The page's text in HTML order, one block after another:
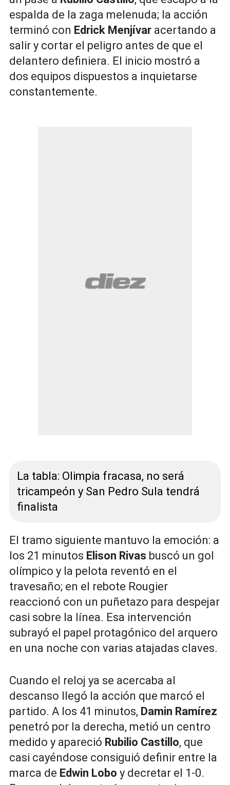
espalda de la zaga melenuda; la acción
terminó con Edrick Menjívar acertando a
salir y cortar el peligro antes de que el
delantero definiera. El inicio mostró a
dos equipos dispuestos a inquietarse
constantemente.
La tabla: Olimpia fracasa, no será
tricampeón y San Pedro Sula tendrá
finalista
El tramo siguiente mantuvo la emoción: a
los 21 minutos Elison Rivas buscó un gol
olímpico y la pelota reventó en el
travesaño; en el rebote Rougier
reaccionó con un puñetazo para despejar
casi sobre la línea. Esa intervención
subrayó el papel protagónico del arquero
en una noche con varias atajadas claves.
Cuando el reloj ya se acercaba al
descanso llegó la acción que marcó el
partido. A los 41 minutos, Damin Ramírez
penetró por la derecha, metió un centro
medido y apareció Rubilio Castillo, que
casi cayéndose consiguió definir entre la
marca de Edwin Lobo y decretar el 1-0.